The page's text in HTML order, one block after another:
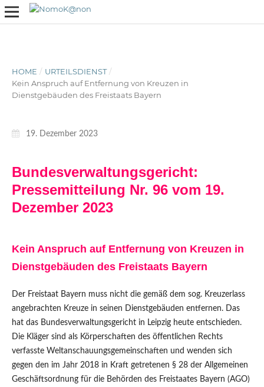
HOME / URTEILSDIENST /
Kein Anspruch auf Entfernung von Kreuzen in
Dienstgebäuden des Freistaats Bayern
19. Dezember 2023
Bundesverwaltungsgericht:
Pressemitteilung Nr. 96 vom 19.
Dezember 2023
Kein Anspruch auf Entfernung von Kreuzen in
Dienstgebäuden des Freistaats Bayern
Der Freistaat Bayern muss nicht die gemäß dem sog. Kreuzerlass
angebrachten Kreuze in seinen Dienstgebäuden entfernen. Das
hat das Bundesverwaltungsgericht in Leipzig heute entschieden.
Die Kläger sind als Körperschaften des öffentlichen Rechts
verfasste Weltanschauungsgemeinschaften und wenden sich
gegen den im Jahr 2018 in Kraft getretenen § 28 der Allgemeinen
Geschäftsordnung für die Behörden des Freistaates Bayern (AGO)